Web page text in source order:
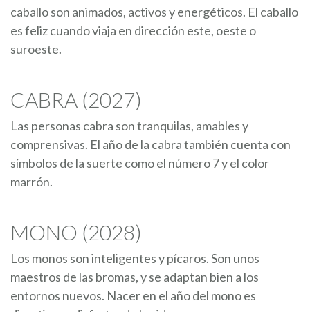
caballo son animados, activos y energéticos. El caballo
es feliz cuando viaja en dirección este, oeste o
suroeste.
CABRA (2027)
Las personas cabra son tranquilas, amables y
comprensivas. El año de la cabra también cuenta con
símbolos de la suerte como el número 7 y el color
marrón.
MONO (2028)
Los monos son inteligentes y pícaros. Son unos
maestros de las bromas, y se adaptan bien a los
entornos nuevos. Nacer en el año del mono es